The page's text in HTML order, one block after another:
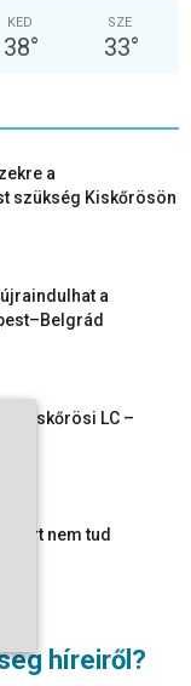
híreiről?
KED
38°
SZE
33°
a
szükség Kiskőrösön
a
a Kiskőrösi LC –
nem tud
munkálatok
festenek és...